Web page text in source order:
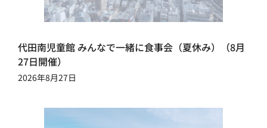
代田南児童館 みんなで一緒に食事会（夏休み）（8月
27日開催）
2026年8月27日